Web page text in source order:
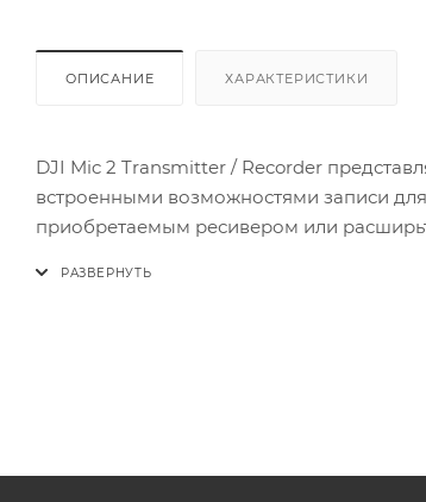
ОПИСАНИЕ ХАРАКТЕРИСТИКИ
DJI Mic 2 Transmitter / Recorder
встроенными возможностями записи
приобретаемым ресивером или